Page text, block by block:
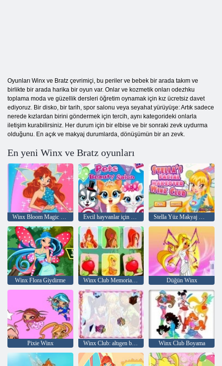
Oyunları Winx ve Bratz çevrimiçi, bu periler ve bebek bir arada takım ve
birlikte bir arada harika bir oyun var. Onlar ve kozmetik onları odezhku
toplama moda ve güzellik dersleri öğretim oynamak için kız ücretsiz davet
ediyoruz. Bir disko, bir tarih, spor salonu veya seyahat yürüyüşe: Artık sadece
nerede kızlardan birini göndermek için tercih, aynı kategorideki onlarla
iletişim kurabilirsiniz. Her durum için bir elbise ve bir sonraki zevk uydurma
olduğunu. En açık ve makyaj durumlarda, dönüşümün bir an zevk.
En yeni Winx ve Bratz oyunları
Winx Bloom Magic Giyim Evcil hayvanlar için Güzellik salonu Stella Yüz Makyaj Winx Club
Winx Flora Giydirme Winx Club Memorial Trick Düğün Winx
Pixie Winx Winx Club: altıgen bulmaca Winx Club Boyama